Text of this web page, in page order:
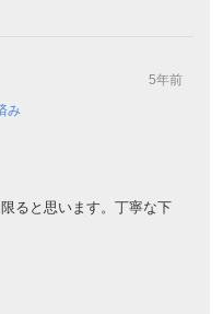
み
5年前
ると思います。丁寧な下